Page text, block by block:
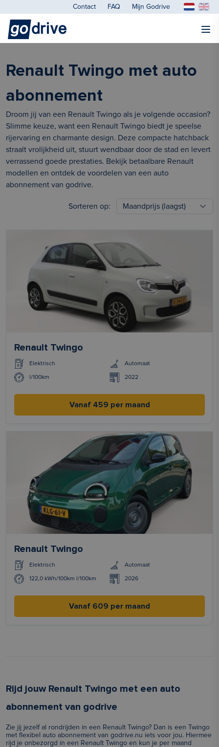
Contact FAQ Mijn Godrive
Renault Twingo met auto
abonnement
Droom jij van een Renault Twingo als je volgende occasion?
Slimme keuze, want een Renault Twingo biedt je speelse
rijervaring en charmante design. Deze compacte hatchback
straalt vrolijkheid uit, stuurt wendbaar door de stad en levert
verrassend goede prestaties. Bekijk betaalbare Renault
modellen en ontdek de voordelen van een auto
abonnement van godrive.
Sorteren op:
Renault Twingo
Elektrisch Automaat
l/100km 2022
Vanaf 459 per maand
Renault Twingo
Elektrisch Automaat
122,0 kWh/100km l/100km 2026
Vanaf 609 per maand
Rijd jouw Renault Twingo met een auto
abonnement van godrive
Zie jij jezelf al rondrijden in een Renault Twingo? Dan is een Twingo
met flexibel auto abonnement van godrive.nu iets voor jou. Hiermee
rijd je onbezorgd in een Renault Twingo en kun je per maand